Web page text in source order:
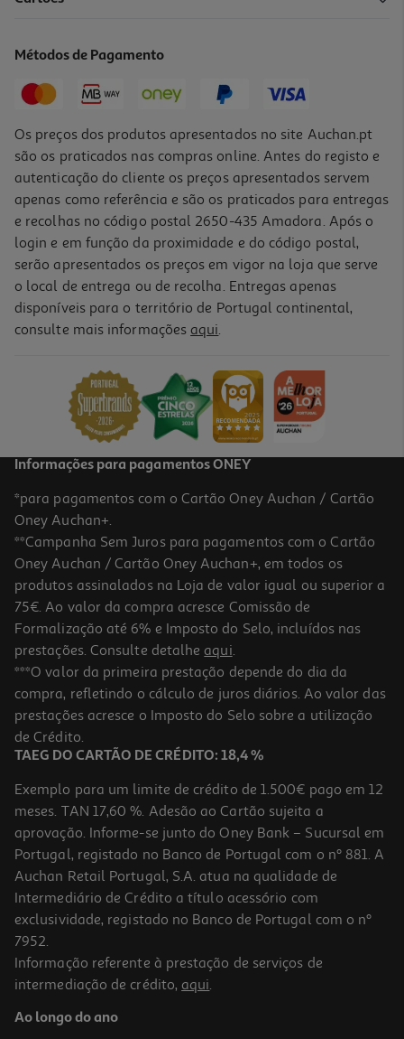
Métodos de Pagamento
Os preços dos produtos apresentados no site Auchan.pt
são os praticados nas compras online. Antes do registo e
autenticação do cliente os preços apresentados servem
apenas como referência e são os praticados para entregas
e recolhas no código postal 2650-435 Amadora. Após o
login e em função da proximidade e do código postal,
serão apresentados os preços em vigor na loja que serve
o local de entrega ou de recolha. Entregas apenas
disponíveis para o território de Portugal continental,
consulte mais informações aqui.
Informações para pagamentos ONEY
*para pagamentos com o Cartão Oney Auchan / Cartão
Oney Auchan+.
**Campanha Sem Juros para pagamentos com o Cartão
Oney Auchan / Cartão Oney Auchan+, em todos os
produtos assinalados na Loja de valor igual ou superior a
75€. Ao valor da compra acresce Comissão de
Formalização até 6% e Imposto do Selo, incluídos nas
prestações. Consulte detalhe aqui.
***O valor da primeira prestação depende do dia da
compra, refletindo o cálculo de juros diários. Ao valor das
prestações acresce o Imposto do Selo sobre a utilização
de Crédito.
TAEG DO CARTÃO DE CRÉDITO: 18,4 %
Exemplo para um limite de crédito de 1.500€ pago em 12
meses. TAN 17,60 %. Adesão ao Cartão sujeita a
aprovação. Informe-se junto do Oney Bank – Sucursal em
Portugal, registado no Banco de Portugal com o nº 881. A
Auchan Retail Portugal, S.A. atua na qualidade de
Intermediário de Crédito a título acessório com
exclusividade, registado no Banco de Portugal com o nº
7952.
Informação referente à prestação de serviços de
intermediação de crédito, aqui.
Ao longo do ano